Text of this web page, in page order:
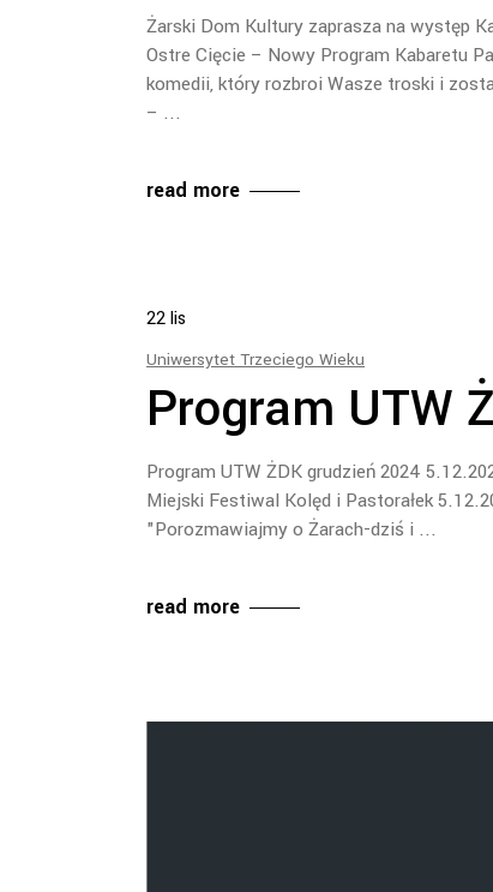
Żarski Dom Kultury zaprasza na występ
Ostre Cięcie – Nowy Program Kabaretu
komedii, który rozbroi Wasze troski i
–
read more
22lis
Uniwersytet Trzeciego Wieku
Program UTW
Program UTW ŻDK grudzień 2024
Miejski Festiwal Kolęd i Pastorałek
"Porozmawiajmy o Żarach-dziś i
read more